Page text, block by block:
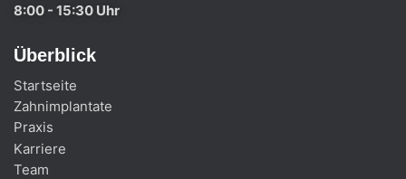
8:00 - 15:30 Uhr
Überblick
Startseite
Zahnimplantate
Praxis
Karriere
Team